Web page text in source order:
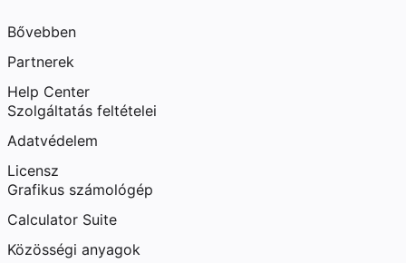
Bővebben
Partnerek
Help Center
Szolgáltatás feltételei
Adatvédelem
Licensz
Grafikus számológép
Calculator Suite
Közösségi anyagok